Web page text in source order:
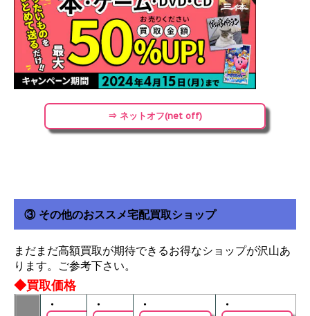
⇒ ネットオフ(net off)
③ その他のおススメ宅配買取ショップ
まだまだ高額買取が期待できるお得なショップが沢山あ
ります。ご参考下さい。
◆買取価格
・
・
・
・